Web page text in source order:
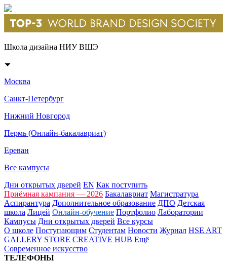
Школа дизайна НИУ ВШЭ
Москва
Санкт-Петербург
Нижний Новгород
Пермь (Онлайн-бакалавриат)
Ереван
Все кампусы
Дни открытых дверей EN Как поступить
Приёмная кампания — 2026 Бакалавриат Магистратура
Аспирантура Дополнительное образование ДПО Детская
школа Лицей Онлайн-обучение Портфолио Лаборатории
Кампусы Дни открытых дверей Все курсы
О школе Поступающим Студентам Новости Журнал HSE ART
GALLERY STORE CREATIVE HUB Ещё
Современное искусство
ТЕЛЕФОНЫ